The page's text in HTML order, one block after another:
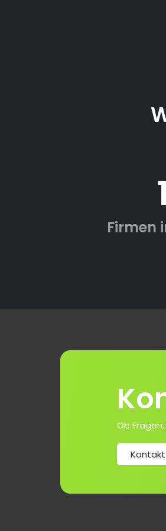
Firmen
Ob
Kontakt